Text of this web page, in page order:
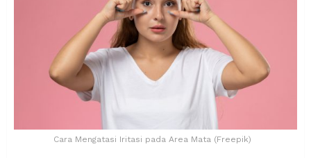
Cara Mengatasi Iritasi pada Area Mata (Freepik)